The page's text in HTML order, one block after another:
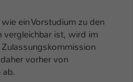
ein Vorstudium zu den
vergleichbar ist, wird im
vorher von
ist ein Standard-Session-
Es speichert im Fall
die Session-ID. So
Benutzer